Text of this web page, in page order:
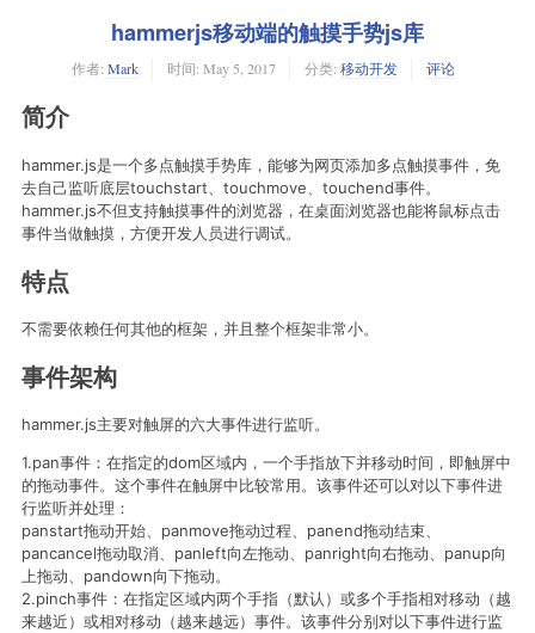
hammerjs移动端的触摸手势js库
作者: Mark 时间: May 5, 2017 分类: 移动开发 评论
简介
hammer.js是一个多点触摸手势库，能够为网页添加多点触摸事件，免
去自己监听底层touchstart、touchmove、touchend事件。
hammer.js不但支持触摸事件的浏览器，在桌面浏览器也能将鼠标点击
事件当做触摸，方便开发人员进行调试。
特点
不需要依赖任何其他的框架，并且整个框架非常小。
事件架构
hammer.js主要对触屏的六大事件进行监听。
1.pan事件：在指定的dom区域内，一个手指放下并移动时间，即触屏中
的拖动事件。这个事件在触屏中比较常用。该事件还可以对以下事件进
行监听并处理：
panstart拖动开始、panmove拖动过程、panend拖动结束、
pancancel拖动取消、panleft向左拖动、panright向右拖动、panup向
上拖动、pandown向下拖动。
2.pinch事件：在指定区域内两个手指（默认）或多个手指相对移动（越
来越近）或相对移动（越来越远）事件。该事件分别对以下事件进行监